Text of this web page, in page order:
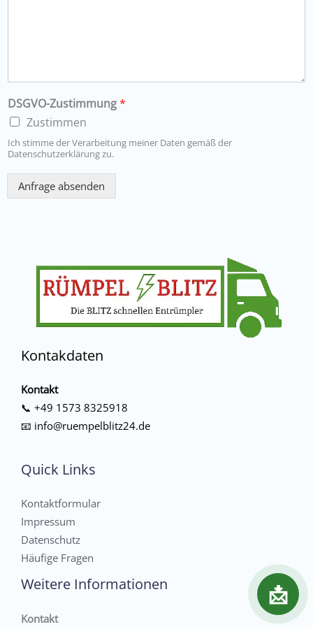
DSGVO-Zustimmung*
Zustimmen
Ich stimme der Verarbeitung meiner Daten gemäß der
Datenschutzerklärung zu.
Anfrage absenden
📩
Kontakdaten
Kontakt
📞 +49 1573 8325918
📧 info@ruempelblitz24.de
Quick Links
Kontaktformular
Impressum
Datenschutz
Häufige Fragen
Weitere Informationen
Kontakt